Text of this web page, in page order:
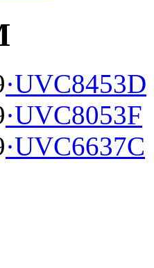
·UVC8453D
·UVC8053F
·UVC6637C